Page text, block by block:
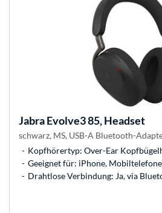
JabraEvolve3 85, Headset
schwarz, MS, USB-A Bluetooth-
Kopfhörertyp: Over-Ear
Geeignet für: iPhone,
Drahtlose Verbindung: Ja, via